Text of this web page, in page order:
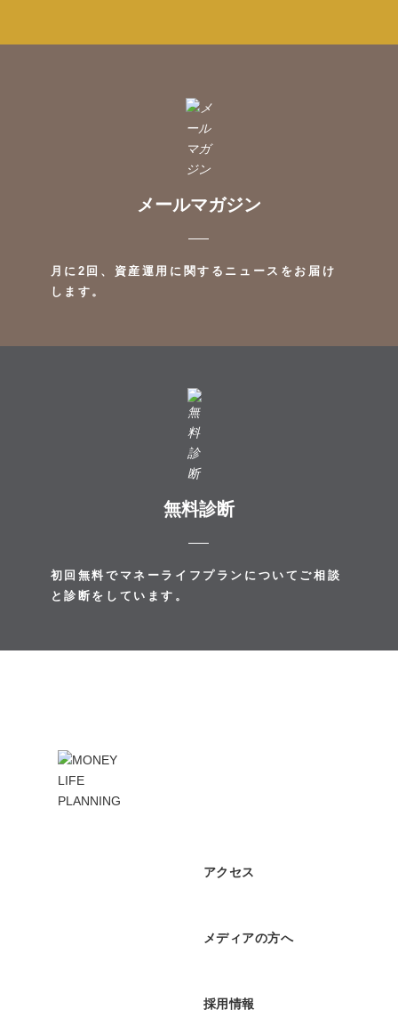
メールマガジン
月に2回、資産運用に関するニュースをお届け
します。
無料診断
初回無料でマネーライフプランについてご相談
と診断をしています。
アクセス
メディアの方へ
採用情報